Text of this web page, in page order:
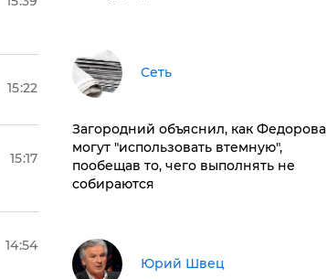
15:22
15:17
14:54
Сеть
Загородний объяснил, как Федорова
могут "использовать втемную",
пообещав то, чего выполнять не
собираются
Юрий Швец